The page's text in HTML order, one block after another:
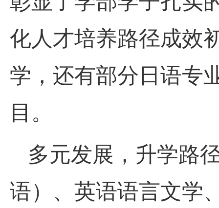
化人才培养路径成效
学，还有部分日语专
目。
多元发展，升学路
语）、英语语言文学